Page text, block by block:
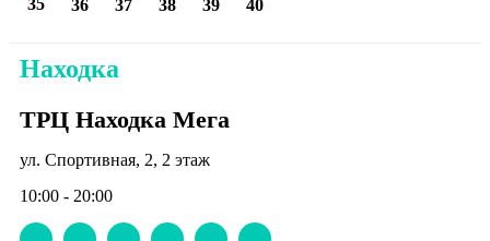
36 37 38 39 40
Находка
ТРЦ Находка Мега
ул. Спортивная, 2, 2 этаж
10:00 - 20:00